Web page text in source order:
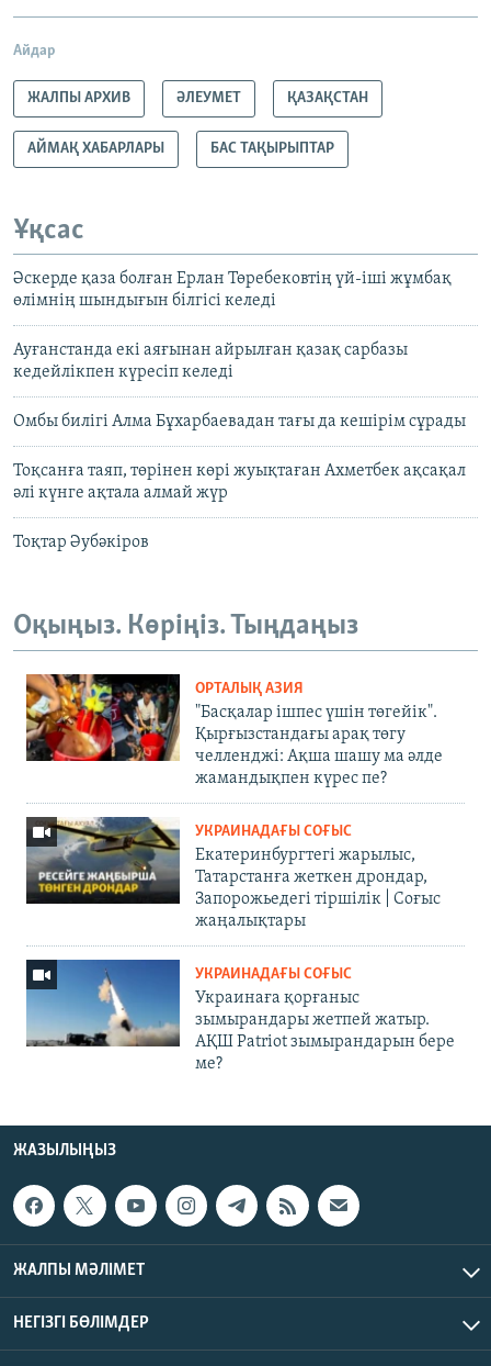
Айдар
ЖАЛПЫ АРХИВ ӘЛЕУМЕТ ҚАЗАҚСТАН
АЙМАҚ ХАБАРЛАРЫ БАС ТАҚЫРЫПТАР
Ұқсас
Әскерде қаза болған Ерлан Төребековтің үй-іші жұмбақ
өлімнің шындығын білгісі келеді
Ауғанстанда екі аяғынан айрылған қазақ сарбазы
кедейлікпен күресіп келеді
Омбы билігі Алма Бұхарбаевадан тағы да кешірім сұрады
Тоқсанға таяп, төрінен көрі жуықтаған Ахметбек ақсақал
әлі күнге ақтала алмай жүр
Тоқтар Әубәкіров
Оқыңыз. Көріңіз. Тыңдаңыз
ОРТАЛЫҚ АЗИЯ
"Басқалар ішпес үшін төгейік".
Қырғызстандағы арақ төгу
челленджі: Ақша шашу ма әлде
жамандықпен күрес пе?
УКРАИНАДАҒЫ СОҒЫС
Екатеринбургтегі жарылыс,
Татарстанға жеткен дрондар,
Запорожьедегі тіршілік | Cоғыс
жаңалықтары
УКРАИНАДАҒЫ СОҒЫС
Украинаға қорғаныс
зымырандары жетпей жатыр.
АҚШ Patriot зымырандарын бере
ме?
ЖАЗЫЛЫҢЫЗ
ЖАЛПЫ МӘЛІМЕТ
НЕГІЗГІ БӨЛІМДЕР